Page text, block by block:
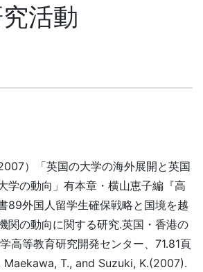
活動
）「英国の大学の海外展開と英国
学の動向」有本章・横山恵子編『高
89外国人留学生確保戦略と国境を越
関の動向に関する研究.英国・香港の
高等教育研究開発センター、71.81頁
Maekawa, T., and Suzuki, K.(2007).